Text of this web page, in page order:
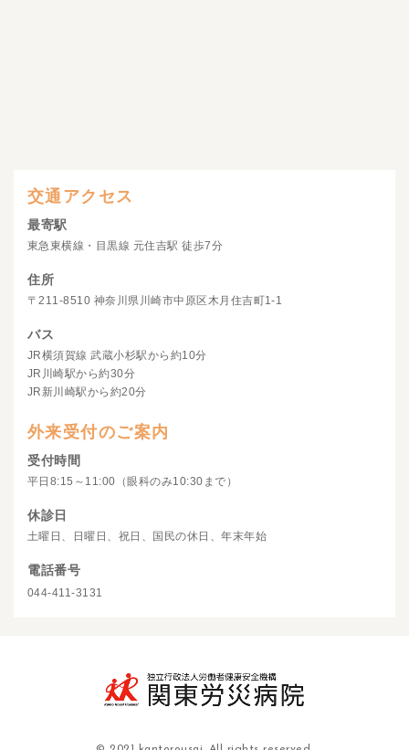
交通アクセス
最寄駅
東急東横線・目黒線 元住吉駅 徒歩7分
住所
〒211-8510 神奈川県川崎市中原区木月住吉町1-1
バス
JR横須賀線 武蔵小杉駅から約10分
JR川崎駅から約30分
JR新川崎駅から約20分
外来受付のご案内
受付時間
平日8:15～11:00（眼科のみ10:30まで）
休診日
土曜日、日曜日、祝日、国民の休日、年末年始
電話番号
044-411-3131